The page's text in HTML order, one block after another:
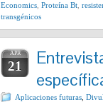
Economics Proteína Bt
transgénicos
APR
21
Aplicaciones futuras